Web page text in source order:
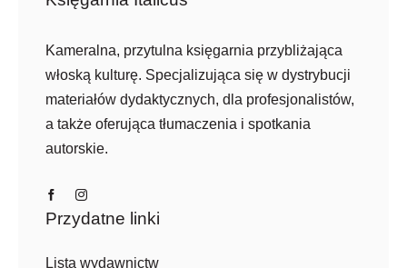
Kameralna, przytulna księgarnia przybliżająca
włoską kulturę. Specjalizująca się w dystrybucji
materiałów dydaktycznych, dla profesjonalistów,
a także oferująca tłumaczenia i spotkania
autorskie.
Przydatne linki
Lista wydawnictw